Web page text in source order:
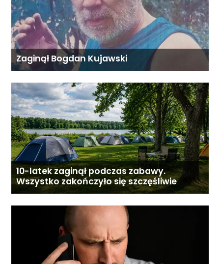
Zaginął Bogdan Kujawski
10-latek zaginął podczas zabawy.
Wszystko zakończyło się szczęśliwie